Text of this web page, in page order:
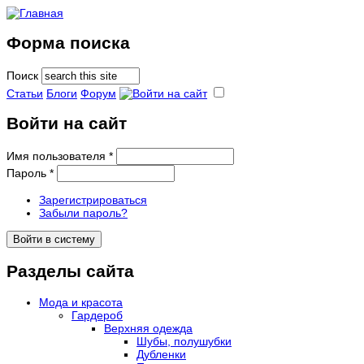
Форма поиска
Поиск
Статьи Блоги Форум
Войти на сайт
Имя пользователя *
Пароль *
Зарегистрироваться
Забыли пароль?
Разделы сайта
Мода и красота
Гардероб
Верхняя одежда
Шубы, полушубки
Дубленки